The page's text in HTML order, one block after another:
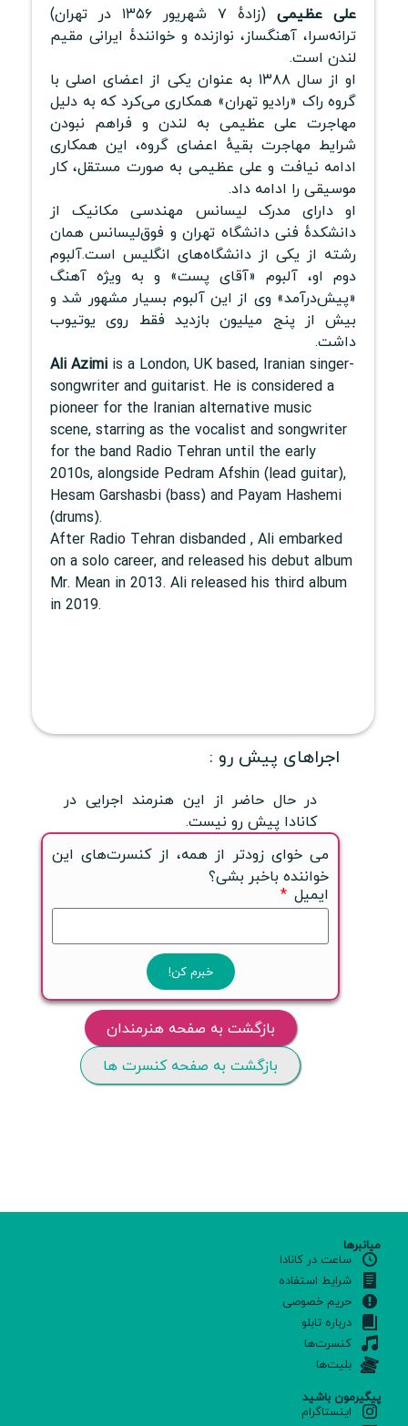
علی عظیمی
(زادهٔ ۷ شهریور ۱۳۵۶ در تهران)
ترانه‌سرا، آهنگساز، نوازنده و خوانندهٔ ایرانی مقیم
لندن است.
او از سال ۱۳۸۸ به عنوان یکی از اعضای اصلی با
گروه راک «رادیو تهران» همکاری می‌کرد که به دلیل
مهاجرت علی عظیمی به لندن و فراهم نبودن
شرایط مهاجرت بقیهٔ اعضای گروه، این همکاری
ادامه نیافت و علی عظیمی به صورت مستقل، کار
موسیقی را ادامه داد.
او دارای مدرک لیسانس مهندسی مکانیک از
دانشکدهٔ فنی دانشگاه تهران و فوق‌لیسانس همان
رشته از یکی از دانشگاه‌های انگلیس است.آلبوم
دوم او، آلبوم «آقای پست» و به ویژه آهنگ
«پیش‌درآمد» وی از این آلبوم بسیار مشهور شد و
بیش از پنج میلیون بازدید فقط روی یوتیوب
داشت.
Ali Azimi is a London, UK based, Iranian singer-
songwriter and guitarist. He is considered a
pioneer for the Iranian alternative music
scene, starring as the vocalist and songwriter
for the band Radio Tehran until the early
2010s, alongside Pedram Afshin (lead guitar),
Hesam Garshasbi (bass) and Payam Hashemi
(drums).
After Radio Tehran disbanded , Ali embarked
on a solo career, and released his debut album
Mr. Mean in 2013. Ali released his third album
in 2019.
اجراهای پیش رو :
در حال حاضر از این هنرمند اجرایی در
کانادا پیش رو نیست.
می خوای زودتر از همه، از کنسرت‌های این
خواننده باخبر بشی؟
ایمیل
خبرم کن!
بازگشت به صفحه هنرمندان
بازگشت به صفحه کنسرت ها
میانبرها
ساعت در کانادا
شرایط استفاده
حریم خصوصی
درباره تابلو
کنسرت‌ها
بلیت‌ها
پیگیرمون باشید
اینستاگرام